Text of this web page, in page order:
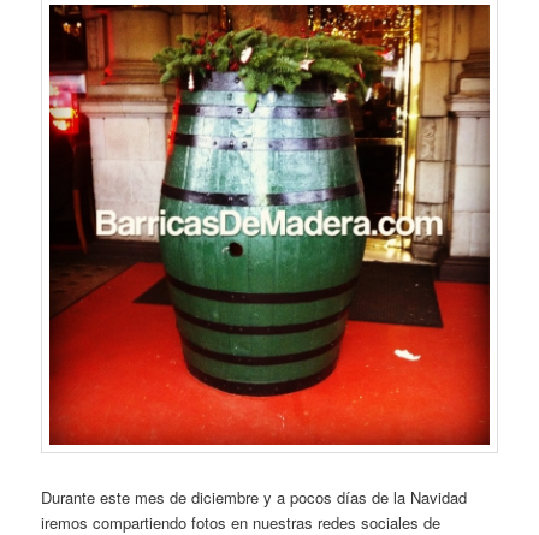
Durante este mes de diciembre y a pocos días de la Navidad
iremos compartiendo fotos en nuestras redes sociales de